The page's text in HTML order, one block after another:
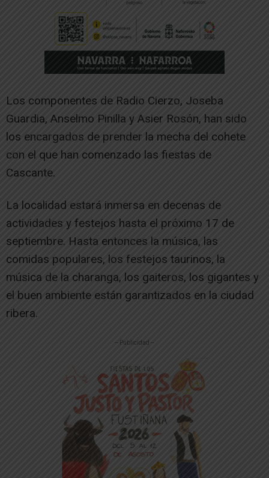
Los componentes de Radio Cierzo, Joseba
Guardia, Anselmo Pinilla y Asier Rosón, han sido
los encargados de prender la mecha del cohete
con el que han comenzado las fiestas de
Cascante.
La localidad estará inmersa en decenas de
actividades y festejos hasta el próximo 17 de
septiembre. Hasta entonces la música, las
comidas populares, los festejos taurinos, la
música de la charanga, los gaiteros, los gigantes y
el buen ambiente están garantizados en la ciudad
ribera.
-- Publicidad --